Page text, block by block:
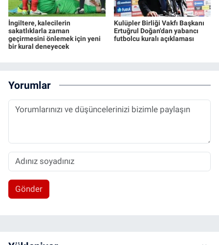
İngiltere, kalecilerin
sakatlıklarla zaman
geçirmesini önlemek için yeni
bir kural deneyecek
Kulüpler Birliği Vakfı Başkanı
Ertuğrul Doğan'dan yabancı
futbolcu kuralı açıklaması
Yorumlar
Gönder